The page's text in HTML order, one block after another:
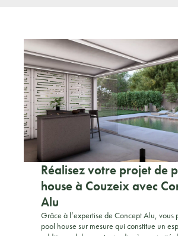
Réalisez votre projet de
house à Couzeix avec
Alu
Grâce à l’expertise de Concept Alu, vous
pool house sur mesure qui constitue un